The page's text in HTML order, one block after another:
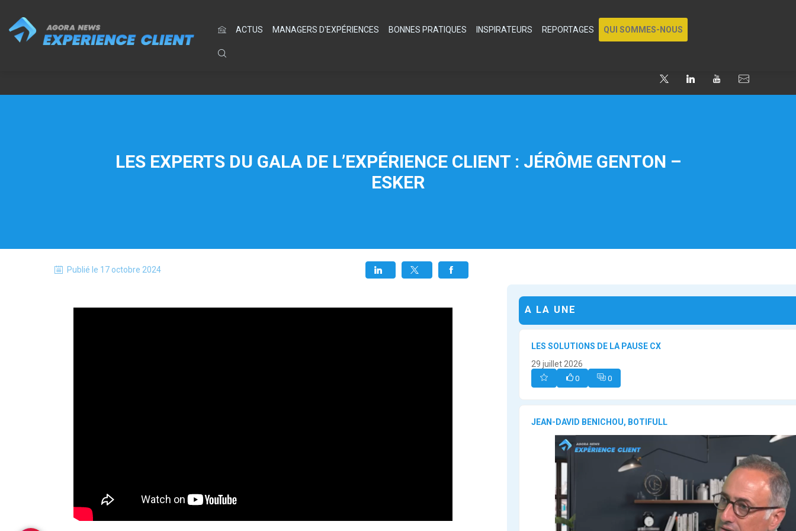
ACTUS MANAGERS D'EXPÉRIENCES BONNES PRATIQUES INSPIRATEURS REPORTAGES QUI SOMMES-NOUS
LES EXPERTS DU GALA DE L’EXPÉRIENCE CLIENT : JÉRÔME GENTON –
ESKER
Publié le 17 octobre 2024
A LA UNE
LES SOLUTIONS DE LA PAUSE CX
29 juillet 2026
0 0
JEAN-DAVID BENICHOU, BOTIFULL